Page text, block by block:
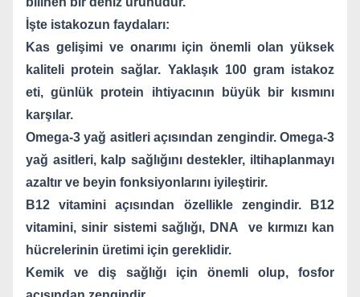
İşte istakozun faydaları:
Kas gelişimi ve onarımı için önemli olan yüksek
kaliteli protein sağlar. Yaklaşık 100 gram istakoz
eti, günlük protein ihtiyacının büyük bir kısmını
karşılar.
Omega-3 yağ asitleri açısından zengindir. Omega-3
yağ asitleri, kalp sağlığını destekler, iltihaplanmayı
azaltır ve beyin fonksiyonlarını iyileştirir.
B12 vitamini açısından özellikle zengindir. B12
vitamini, sinir sistemi sağlığı, DNA
ve kırmızı kan
hücrelerinin üretimi için gereklidir.
Kemik ve diş sağlığı için önemli olup, fosfor